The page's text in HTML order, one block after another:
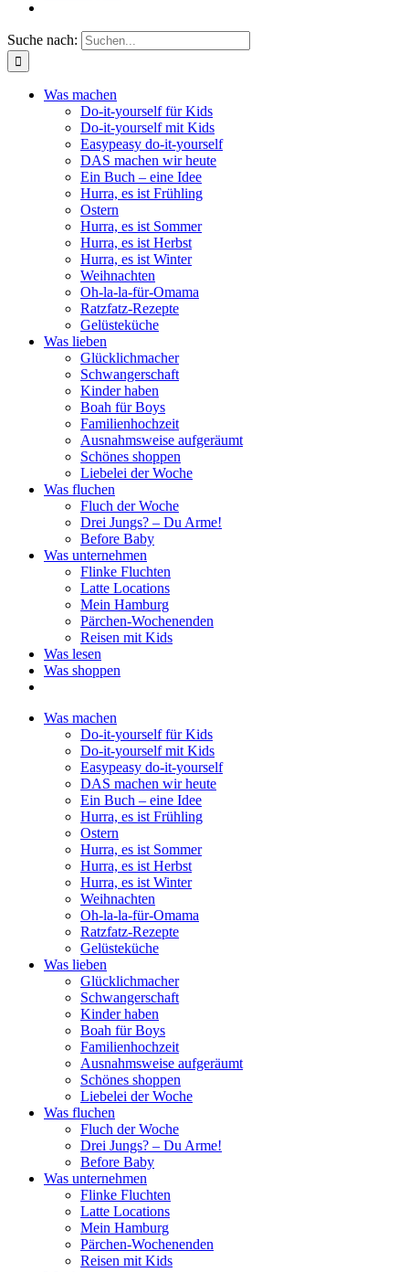
Suche nach:
Was machen
Do-it-yourself für Kids
Do-it-yourself mit Kids
Easypeasy do-it-yourself
DAS machen wir heute
Ein Buch – eine Idee
Hurra, es ist Frühling
Ostern
Hurra, es ist Sommer
Hurra, es ist Herbst
Hurra, es ist Winter
Weihnachten
Oh-la-la-für-Omama
Ratzfatz-Rezepte
Gelüsteküche
Was lieben
Glücklichmacher
Schwangerschaft
Kinder haben
Boah für Boys
Familienhochzeit
Ausnahmsweise aufgeräumt
Schönes shoppen
Liebelei der Woche
Was fluchen
Fluch der Woche
Drei Jungs? – Du Arme!
Before Baby
Was unternehmen
Flinke Fluchten
Latte Locations
Mein Hamburg
Pärchen-Wochenenden
Reisen mit Kids
Was lesen
Was shoppen
Was machen
Do-it-yourself für Kids
Do-it-yourself mit Kids
Easypeasy do-it-yourself
DAS machen wir heute
Ein Buch – eine Idee
Hurra, es ist Frühling
Ostern
Hurra, es ist Sommer
Hurra, es ist Herbst
Hurra, es ist Winter
Weihnachten
Oh-la-la-für-Omama
Ratzfatz-Rezepte
Gelüsteküche
Was lieben
Glücklichmacher
Schwangerschaft
Kinder haben
Boah für Boys
Familienhochzeit
Ausnahmsweise aufgeräumt
Schönes shoppen
Liebelei der Woche
Was fluchen
Fluch der Woche
Drei Jungs? – Du Arme!
Before Baby
Was unternehmen
Flinke Fluchten
Latte Locations
Mein Hamburg
Pärchen-Wochenenden
Reisen mit Kids